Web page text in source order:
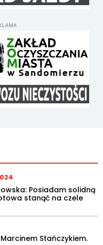
Posiadam solidną
stanąć na czele
Marcinem Stańczykiem.